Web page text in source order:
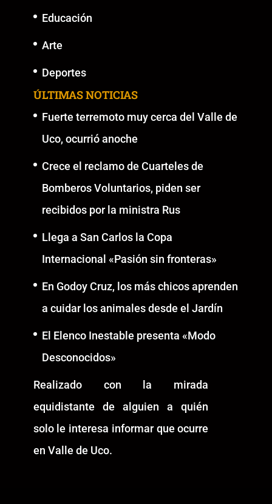
Educación
Arte
Deportes
ÚLTIMAS NOTICIAS
Fuerte terremoto muy cerca del Valle de
Uco, ocurrió anoche
Crece el reclamo de Cuarteles de
Bomberos Voluntarios, piden ser
recibidos por la ministra Rus
Llega a San Carlos la Copa
Internacional «Pasión sin fronteras»
En Godoy Cruz, los más chicos aprenden
a cuidar los animales desde el Jardín
El Elenco Inestable presenta «Modo
Desconocidos»
Realizado con la mirada
equidistante de alguien a quién
solo le interesa informar que ocurre
en Valle de Uco.